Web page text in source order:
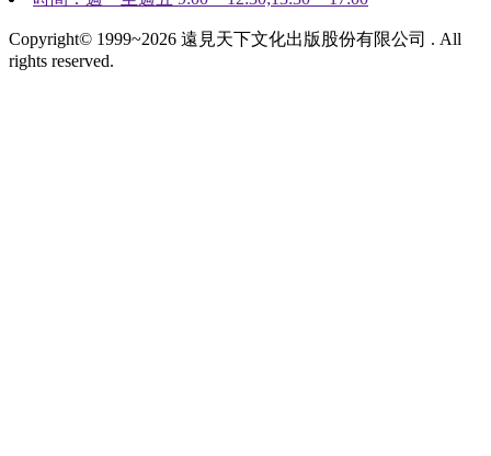
Copyright© 1999~2026 遠見天下文化出版股份有限公司 . All
rights reserved.